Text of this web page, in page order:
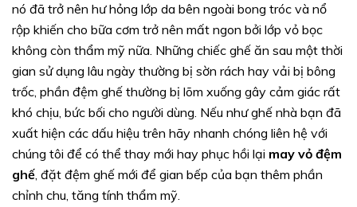
nó đã trở nên hư hỏng lớp da bên ngoài bong tróc và nổ
rộp khiến cho bữa cơm trở nên mất ngon bởi lớp vỏ bọc
không còn thẩm mỹ nữa. Những chiếc ghế ăn sau một thời
gian sử dụng lâu ngày thường bị sờn rách hay vải bị bông
trốc, phần đệm ghế thường bị lõm xuống gây cảm giác rất
khó chịu, bức bối cho người dùng. Nếu như ghế nhà bạn đã
xuất hiện các dấu hiệu trên hãy nhanh chóng liên hệ với
chúng tôi để có thể thay mới hay phục hồi lại may vỏ đệm
ghế, đặt đệm ghế mới để gian bếp của bạn thêm phần
chỉnh chu, tăng tính thẩm mỹ.